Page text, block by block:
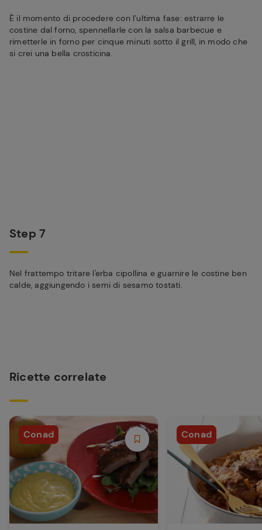
È il momento di procedere con l’ultima fase: estrarre le
costine dal forno, spennellarle con la salsa barbecue e
rimetterle in forno per cinque minuti sotto il grill, in modo che
si crei una bella crosticina.
Step 7
Nel frattempo tritare l'erba cipollina e guarnire le costine ben
calde, aggiungendo i semi di sesamo tostati.
Ricette correlate
Conad Conad